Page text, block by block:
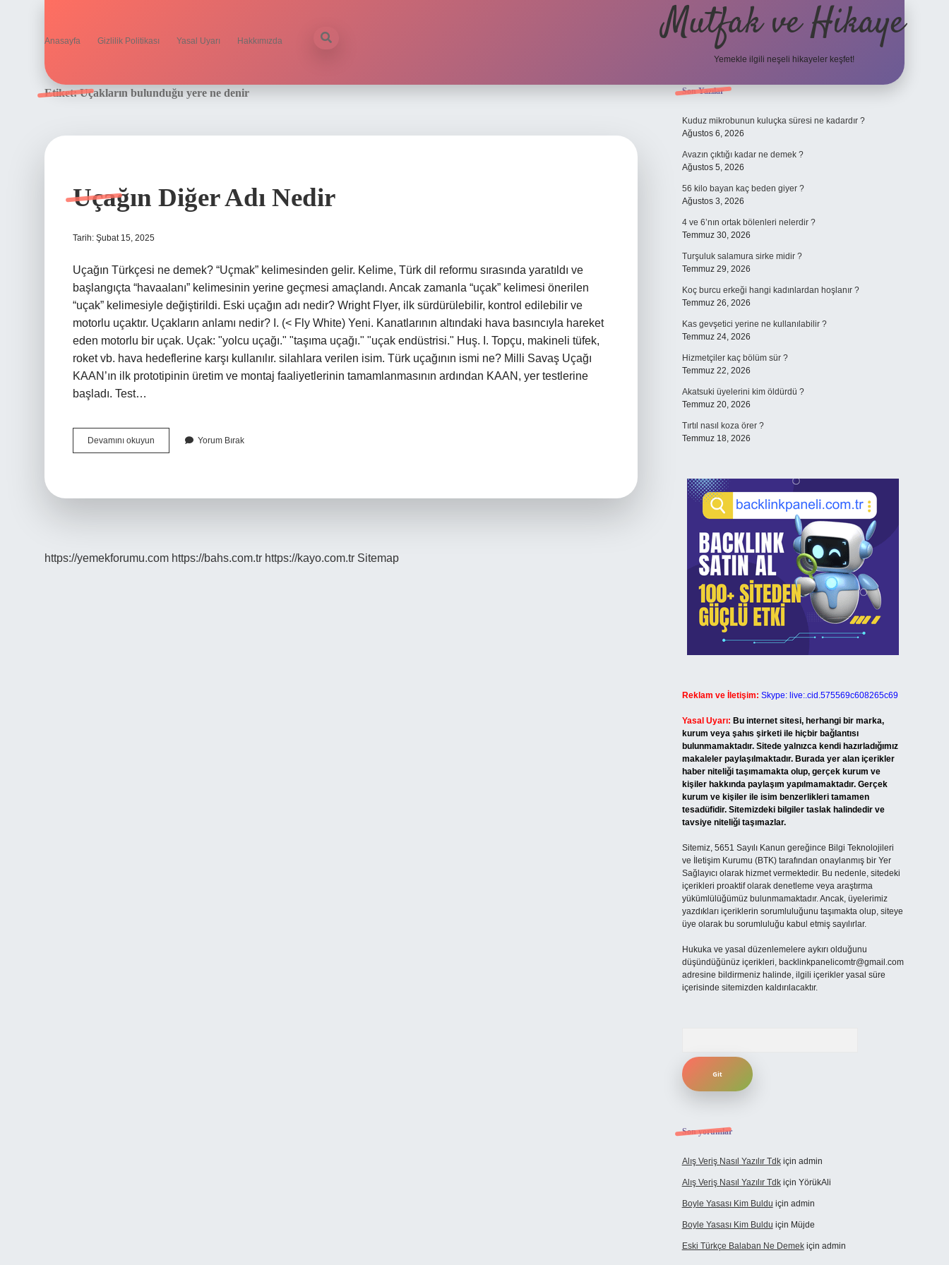
Anasayfa Gizlilik Politikası Yasal Uyarı Hakkımızda Mutfak ve Hikaye
Yemekle ilgili neşeli hikayeler keşfet!
Etiket:Uçakların bulunduğu yere ne denir
Uçağın Diğer Adı Nedir
Tarih: Şubat 15, 2025
Uçağın Türkçesi ne demek? “Uçmak” kelimesinden gelir. Kelime, Türk dil reformu sırasında yaratıldı ve
başlangıçta “havaalanı” kelimesinin yerine geçmesi amaçlandı. Ancak zamanla “uçak” kelimesi önerilen
“uçak” kelimesiyle değiştirildi. Eski uçağın adı nedir? Wright Flyer, ilk sürdürülebilir, kontrol edilebilir ve
motorlu uçaktır. Uçakların anlamı nedir? I. (< Fly White) Yeni. Kanatlarının altındaki hava basıncıyla hareket
eden motorlu bir uçak. Uçak: "yolcu uçağı." "taşıma uçağı." "uçak endüstrisi." Huş. I. Topçu, makineli tüfek,
roket vb. hava hedeflerine karşı kullanılır. silahlara verilen isim. Türk uçağının ismi ne? Milli Savaş Uçağı
KAAN’ın ilk prototipinin üretim ve montaj faaliyetlerinin tamamlanmasının ardından KAAN, yer testlerine
başladı. Test…
Devamını okuyun
Diğer
Yorum Bırak
https://yemekforumu.com https://bahs.com.tr https://kayo.com.tr Sitemap
Sidebar
Son Yazılar
Kuduz mikrobunun kuluçka süresi ne kadardır ?
Ağustos 6, 2026
Avazın çıktığı kadar ne demek ?
Ağustos 5, 2026
56 kilo bayan kaç beden giyer ?
Ağustos 3, 2026
4 ve 6’nın ortak bölenleri nelerdir ?
Temmuz 30, 2026
Turşuluk salamura sirke midir ?
Temmuz 29, 2026
Koç burcu erkeği hangi kadınlardan hoşlanır ?
Temmuz 26, 2026
Kas gevşetici yerine ne kullanılabilir ?
Temmuz 24, 2026
Hizmetçiler kaç bölüm sür ?
Temmuz 22, 2026
Akatsuki üyelerini kim öldürdü ?
Temmuz 20, 2026
Tırtıl nasıl koza örer ?
Temmuz 18, 2026
Reklam ve İletişim: Skype: live:.cid.575569c608265c69
Yasal Uyarı: Bu internet sitesi, herhangi bir marka,
kurum veya şahıs şirketi ile hiçbir bağlantısı
bulunmamaktadır. Sitede yalnızca kendi hazırladığımız
makaleler paylaşılmaktadır. Burada yer alan içerikler
haber niteliği taşımamakta olup, gerçek kurum ve
kişiler hakkında paylaşım yapılmamaktadır. Gerçek
kurum ve kişiler ile isim benzerlikleri tamamen
tesadüfidir. Sitemizdeki bilgiler taslak halindedir ve
tavsiye niteliği taşımazlar.
Sitemiz, 5651 Sayılı Kanun gereğince Bilgi Teknolojileri
ve İletişim Kurumu (BTK) tarafından onaylanmış bir Yer
Sağlayıcı olarak hizmet vermektedir. Bu nedenle, sitedeki
içerikleri proaktif olarak denetleme veya araştırma
yükümlülüğümüz bulunmamaktadır. Ancak, üyelerimiz
yazdıkları içeriklerin sorumluluğunu taşımakta olup, siteye
üye olarak bu sorumluluğu kabul etmiş sayılırlar.
Hukuka ve yasal düzenlemelere aykırı olduğunu
düşündüğünüz içerikleri, backlinkpanelicomtr@gmail.com
adresine bildirmeniz halinde, ilgili içerikler yasal süre
içerisinde sitemizden kaldırılacaktır.
Son yorumlar
Alış Veriş Nasıl Yazılır Tdkiçin admin
Alış Veriş Nasıl Yazılır Tdkiçin YörükAli
Boyle Yasası Kim Buldu için admin
Boyle Yasası Kim Buldu için Müjde
Eski Türkçe Balaban Ne Demekiçin admin